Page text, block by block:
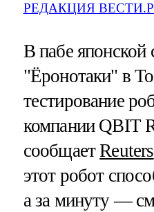
РЕДАКЦИЯ
В пабе японской
"Ёронотаки" в
тестирование
компании QBIT
сообщаетReuters
этот робот
а за минуту —